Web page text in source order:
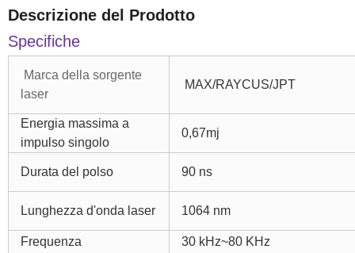
Descrizione del Prodotto
Specifiche
Marca della sorgente
laser
MAX/RAYCUS/JPT
Energia massima a
impulso singolo
0,67mj
Durata del polso 90 ns
Lunghezza d'onda laser 1064 nm
Frequenza 30 kHz~80 KHz